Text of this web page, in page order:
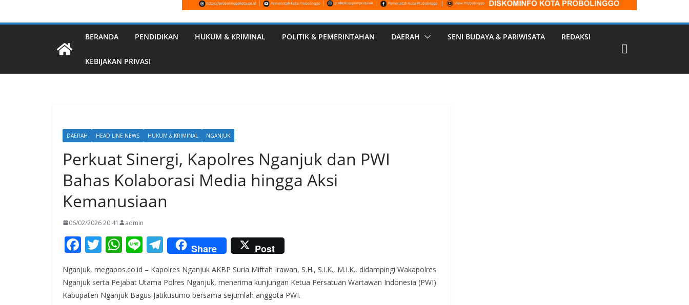
BERANDA PENDIDIKAN HUKUM & KRIMINAL POLITIK & PEMERINTAHAN DAERAH SENI BUDAYA & PARIWISATA REDAKSI
KEBIJAKAN PRIVASI
DAERAH HEAD LINE NEWS HUKUM & KRIMINAL NGANJUK
Perkuat Sinergi, Kapolres Nganjuk dan PWI
Bahas Kolaborasi Media hingga Aksi
Kemanusiaan
06/02/2026 20:41 admin
F
e
b
T
itt
er
W
at
s
Li
e
T
el
e
gr
Share Post
Nganjuk, megapos.co.id – Kapolres Nganjuk AKBP Suria Miftah Irawan, S.H., S.I.K., M.I.K., didampingi Wakapolres
Nganjuk serta Pejabat Utama Polres Nganjuk, menerima kunjungan Ketua Persatuan Wartawan Indonesia (PWI)
Kabupaten Nganjuk Bagus Jatikusumo bersama sejumlah anggota PWI.